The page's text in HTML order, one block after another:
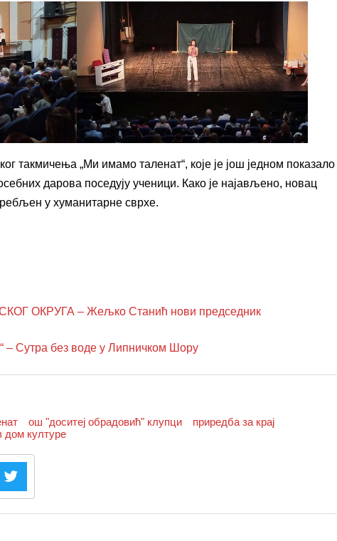
такмичења „Ми имамо таленат“, које је још једном показало
дарова поседују ученици. Како је најављено, новац
у хуманитарне сврхе.
ОКРУГА – Жељко Станић нови председник
без воде у Липничком Шору
ош "доситеј обрадовић" клупци
приредба за крај
дом културе